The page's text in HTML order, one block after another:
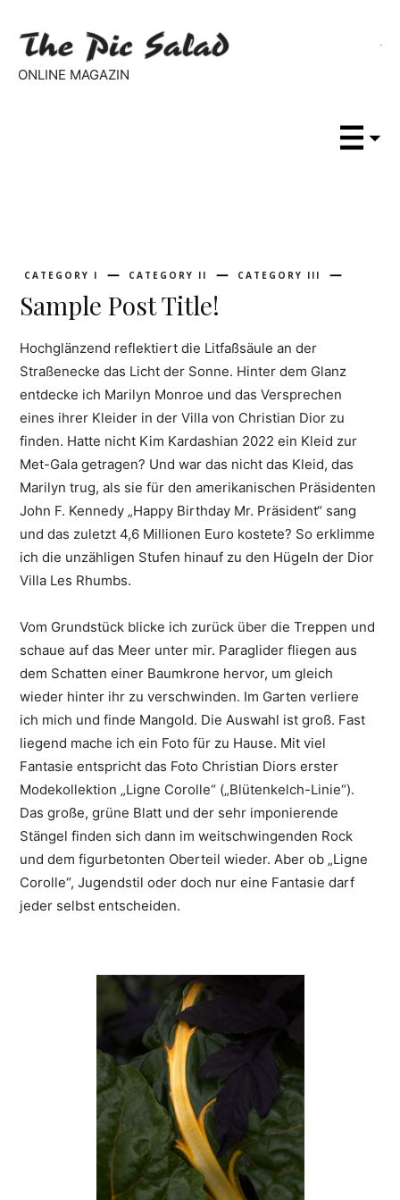
ONLINE MAGAZIN
CATEGORY I CATEGORY II CATEGORY III
Sample Post Title!
Hochglänzend reflektiert die Litfaßsäule an der
Straßenecke das Licht der Sonne. Hinter dem Glanz
entdecke ich Marilyn Monroe und das Versprechen
eines ihrer Kleider in der Villa von Christian Dior zu
finden. Hatte nicht Kim Kardashian 2022 ein Kleid zur
Met-Gala getragen? Und war das nicht das Kleid, das
Marilyn trug, als sie für den amerikanischen Präsidenten
John F. Kennedy „Happy Birthday Mr. Präsident“ sang
und das zuletzt 4,6 Millionen Euro kostete? So erklimme
ich die unzähligen Stufen hinauf zu den Hügeln der Dior
Villa Les Rhumbs.
Vom Grundstück blicke ich zurück über die Treppen und
schaue auf das Meer unter mir. Paraglider fliegen aus
dem Schatten einer Baumkrone hervor, um gleich
wieder hinter ihr zu verschwinden. Im Garten verliere
ich mich und finde Mangold. Die Auswahl ist groß. Fast
liegend mache ich ein Foto für zu Hause. Mit viel
Fantasie entspricht das Foto Christian Diors erster
Modekollektion „Ligne Corolle“ („Blütenkelch-Linie“).
Das große, grüne Blatt und der sehr imponierende
Stängel finden sich dann im weitschwingenden Rock
und dem figurbetonten Oberteil wieder. Aber ob „Ligne
Corolle“, Jugendstil oder doch nur eine Fantasie darf
jeder selbst entscheiden.